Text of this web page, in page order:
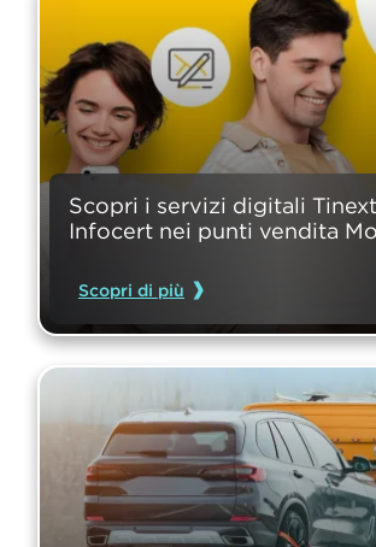
Scopri i servizi digitali
Infocert nei punti vendita
Scopri di più